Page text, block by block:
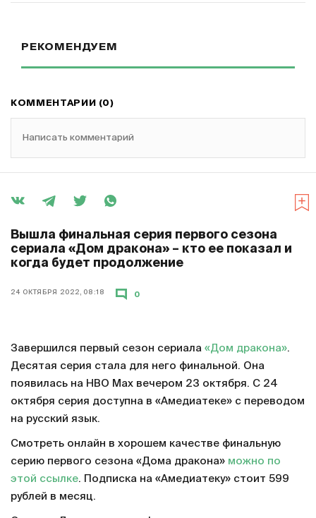
РЕКОМЕНДУЕМ
КОММЕНТАРИИ (0)
Написать комментарий
Вышла финальная серия первого сезона
сериала «Дом дракона» – кто ее показал и
когда будет продолжение
24 ОКТЯБРЯ 2022, 08:18 0
Завершился первый сезон сериала «Дом дракона».
Десятая серия стала для него финальной. Она
появилась на HBO Max вечером 23 октября. С 24
октября серия доступна в «Амедиатеке» с переводом
на русский язык.
Смотреть онлайн в хорошем качестве финальную
серию первого сезона «Дома дракона» можно по
этой ссылке. Подписка на «Амедиатеку» стоит 599
рублей в месяц.